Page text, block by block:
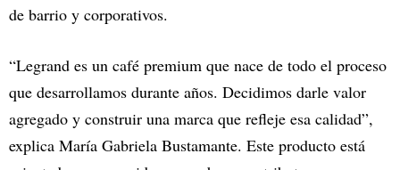
de barrio y corporativos.
“Legrand es un café premium que nace de todo el proceso
que desarrollamos durante años. Decidimos darle valor
agregado y construir una marca que refleje esa calidad”,
explica María Gabriela Bustamante. Este producto está